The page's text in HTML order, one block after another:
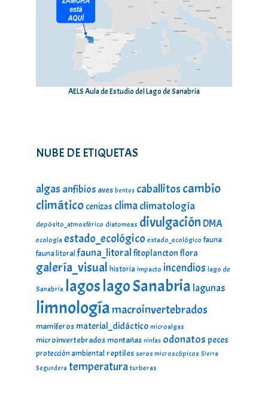
AELS Aula de Estudio del Lago de Sanabria
NUBE DE ETIQUETAS
algas anfibios aves bentos caballitoscambio
climático cenizas climaclimatología
depósito_atmosférico diatomeas divulgación DMA
ecologíaestado_ecológicoestado_ecológico fauna
fauna litoral fauna_litoral fitoplancton flora
galería_visual historiaimpacto incendios lago de
Sanabria lagoslago Sanabria lagunas
limnologíamacroinvertebrados
mamíferosmaterial_didácticomicroalgas
microinvertebradosmontañas ninfas odonatos peces
protección ambiental reptilesseres microscópicos Sierra
Segundera temperaturaturberas